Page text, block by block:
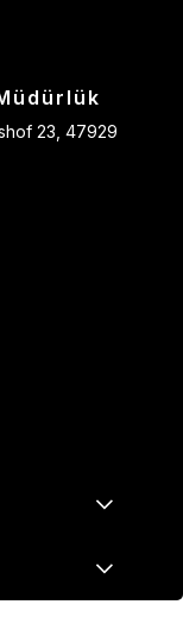
23, 47929